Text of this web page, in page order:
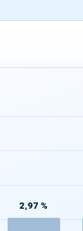
2,97 %